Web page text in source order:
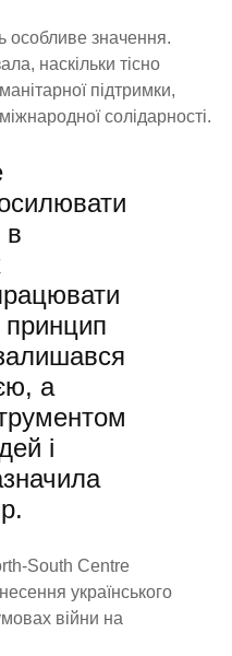
особливе значення.
наскільки тісно
підтримки,
солідарності.
в
а
і
South Centre
українського
війни на